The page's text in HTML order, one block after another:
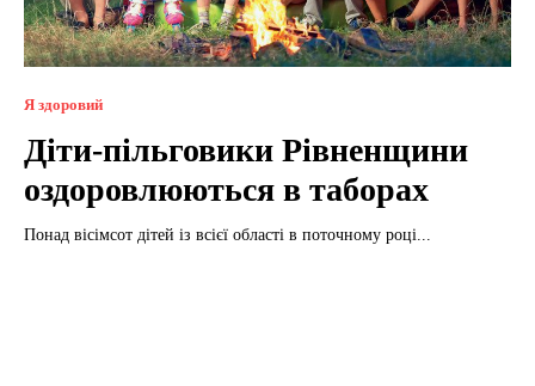
Я здоровий
Діти-пільговики Рівненщини
оздоровлюються в таборах
Понад вісімсот дітей із всієї області в поточному році...